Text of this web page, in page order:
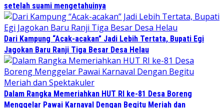
setelah suami mengetahuinya
Dari Kampung “Acak-acakan” Jadi Lebih Tertata, Bupati Egi
Jagokan Baru Ranji Tiga Besar Desa Helau
Dalam Rangka Memeriahkan HUT RI ke-81 Desa Boreng
Menggelar Pawai Karnaval Dengan Begitu Meriah dan